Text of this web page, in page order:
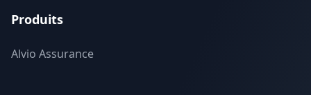
Produits
Alvio Assurance